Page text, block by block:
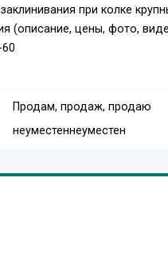
при колке
(описание, цены, фото,
Продам, продаж, продаю
неуместеннеуместен